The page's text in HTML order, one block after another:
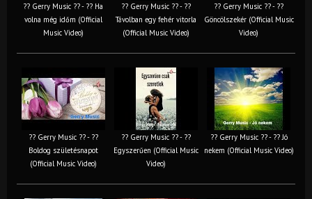
?? Gerry Music ?? - ?? Ha
volna még időm (Official
Music Video)
?? Gerry Music ?? - ??
Távolban egy fehér vitorla
(Official Music Video)
?? Gerry Music ?? - ??
Göncölszekér (Official Music
Video)
?? Gerry Music ?? - ??
Boldog születésnapot
(Official Music Video)
?? Gerry Music ?? - ??
Egyszerűen (Official Music
Video)
?? Gerry Music ?? - ?? Jó
nekem (Official Music Video)